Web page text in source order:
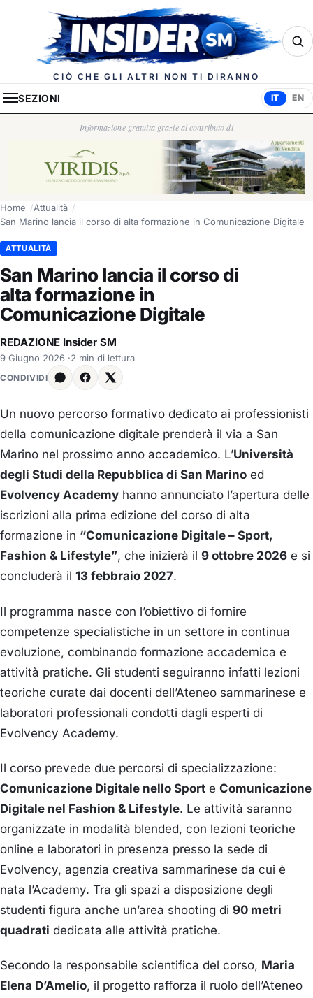
Insider.sm
CIÒ CHE GLI ALTRI NON TI DIRANNO
SEZIONI IT EN
Informazione gratuita grazie al contributo di
Home
Attualità
San Marino lancia il corso di alta formazione in Comunicazione Digitale
ATTUALITÀ
San Marino lancia il corso di
alta formazione in
Comunicazione Digitale
REDAZIONE Insider SM
9 Giugno 2026 ·2 min di lettura
CONDIVIDI
Un nuovo percorso formativo dedicato ai professionisti
della comunicazione digitale prenderà il via a San
Marino nel prossimo anno accademico. L’Università
degli Studi della Repubblica di San Marino ed
Evolvency Academy hanno annunciato l’apertura delle
iscrizioni alla prima edizione del corso di alta
formazione in “Comunicazione Digitale – Sport,
Fashion & Lifestyle”, che inizierà il 9 ottobre 2026 e si
concluderà il 13 febbraio 2027.
Il programma nasce con l’obiettivo di fornire
competenze specialistiche in un settore in continua
evoluzione, combinando formazione accademica e
attività pratiche. Gli studenti seguiranno infatti lezioni
teoriche curate dai docenti dell’Ateneo sammarinese e
laboratori professionali condotti dagli esperti di
Evolvency Academy.
Il corso prevede due percorsi di specializzazione:
Comunicazione Digitale nello Sport e Comunicazione
Digitale nel Fashion & Lifestyle. Le attività saranno
organizzate in modalità blended, con lezioni teoriche
online e laboratori in presenza presso la sede di
Evolvency, agenzia creativa sammarinese da cui è
nata l’Academy. Tra gli spazi a disposizione degli
studenti figura anche un’area shooting di 90 metri
quadrati dedicata alle attività pratiche.
Secondo la responsabile scientifica del corso, Maria
Elena D’Amelio, il progetto rafforza il ruolo dell’Ateneo